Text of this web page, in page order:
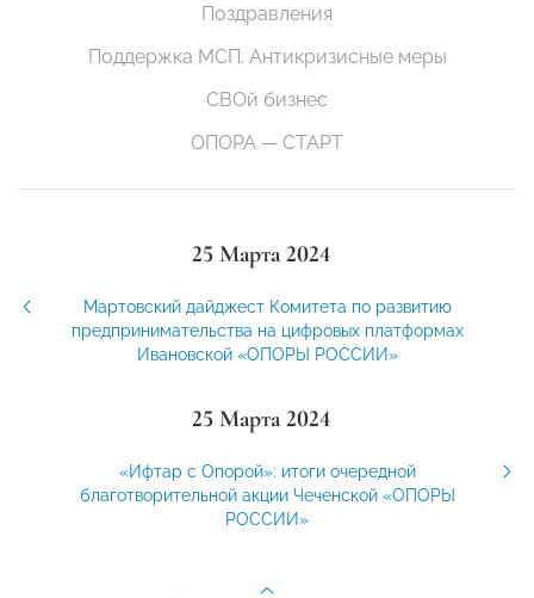
Поздравления
Поддержка МСП. Антикризисные меры
СВОй бизнес
ОПОРА — СТАРТ
25 Марта 2024
Мартовский дайджест Комитета по развитию
предпринимательства на цифровых платформах
Ивановской «ОПОРЫ РОССИИ»
25 Марта 2024
«Ифтар с Опорой»: итоги очередной
благотворительной акции Чеченской «ОПОРЫ
РОССИИ»